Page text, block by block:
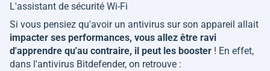
L'assistant de sécurité Wi-Fi
Si vous pensiez qu'avoir un antivirus sur son appareil allait
impacter ses performances, vous allez être ravi
d'apprendre qu'au contraire, il peut les booster ! En effet,
dans l'antivirus Bitdefender, on retrouve :